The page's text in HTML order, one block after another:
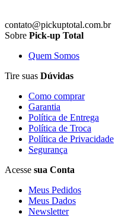
contato@pickuptotal.com.br
Sobre Pick-up Total
Quem Somos
Tire suas Dúvidas
Como comprar
Garantia
Política de Entrega
Política de Troca
Política de Privacidade
Segurança
Acesse sua Conta
Meus Pedidos
Meus Dados
Newsletter